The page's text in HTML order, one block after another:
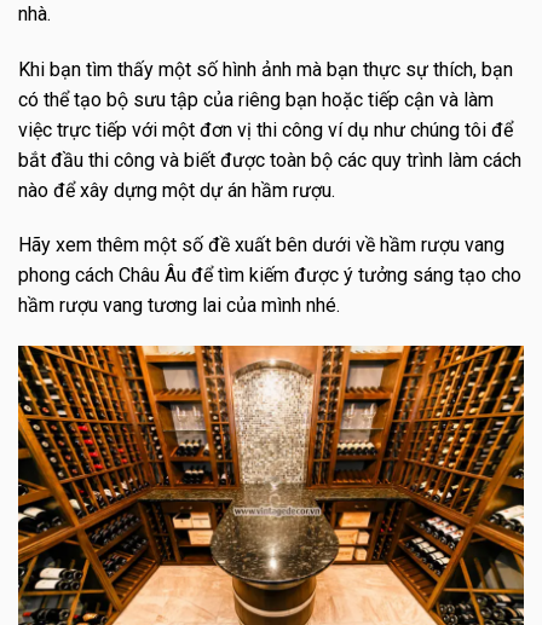
nhà.
Khi bạn tìm thấy một số hình ảnh mà bạn thực sự thích, bạn
có thể tạo bộ sưu tập của riêng bạn hoặc tiếp cận và làm
việc trực tiếp với một đơn vị thi công ví dụ như chúng tôi để
bắt đầu thi công và biết được toàn bộ các quy trình làm cách
nào để xây dựng một dự án hầm rượu.
Hãy xem thêm một số đề xuất bên dưới về hầm rượu vang
phong cách Châu Âu để tìm kiếm được ý tưởng sáng tạo cho
hầm rượu vang tương lai của mình nhé.